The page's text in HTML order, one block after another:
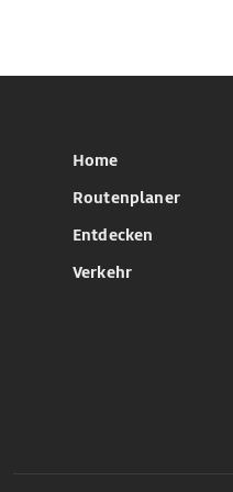
Home
Routenplaner
Entdecken
Verkehr